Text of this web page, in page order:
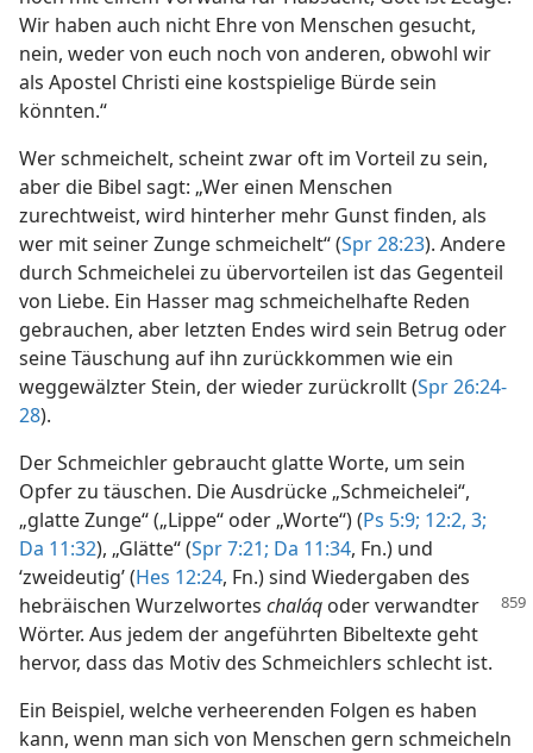
Wir haben auch nicht Ehre von Menschen gesucht,
nein, weder von euch noch von anderen, obwohl wir
als Apostel Christi eine kostspielige Bürde sein
könnten.“
Wer schmeichelt, scheint zwar oft im Vorteil zu sein,
aber die Bibel sagt: „Wer einen Menschen
zurechtweist, wird hinterher mehr Gunst finden, als
wer mit seiner Zunge schmeichelt“ (Spr 28:23). Andere
durch Schmeichelei zu übervorteilen ist das Gegenteil
von Liebe. Ein Hasser mag schmeichelhafte Reden
gebrauchen, aber letzten Endes wird sein Betrug oder
seine Täuschung auf ihn zurückkommen wie ein
weggewälzter Stein, der wieder zurückrollt (Spr 26:24-
28).
Der Schmeichler gebraucht glatte Worte, um sein
Opfer zu täuschen. Die Ausdrücke „Schmeichelei“,
„glatte Zunge“ („Lippe“ oder „Worte“) (Ps 5:9; 12:2, 3;
Da 11:32), „Glätte“ (Spr 7:21; Da 11:34, Fn.) und
‘zweideutig’ (Hes 12:24, Fn.) sind Wiedergaben des
hebräischen Wurzelwortes chaláq oder verwandter
Wörter. Aus jedem der angeführten Bibeltexte geht
hervor, dass das Motiv des Schmeichlers schlecht ist.
Ein Beispiel, welche verheerenden Folgen es haben
kann, wenn man sich von Menschen gern schmeicheln